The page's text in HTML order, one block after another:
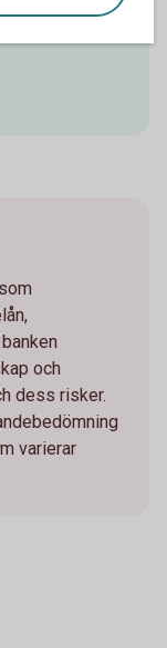
du köper en
och
dess risker.
varierar